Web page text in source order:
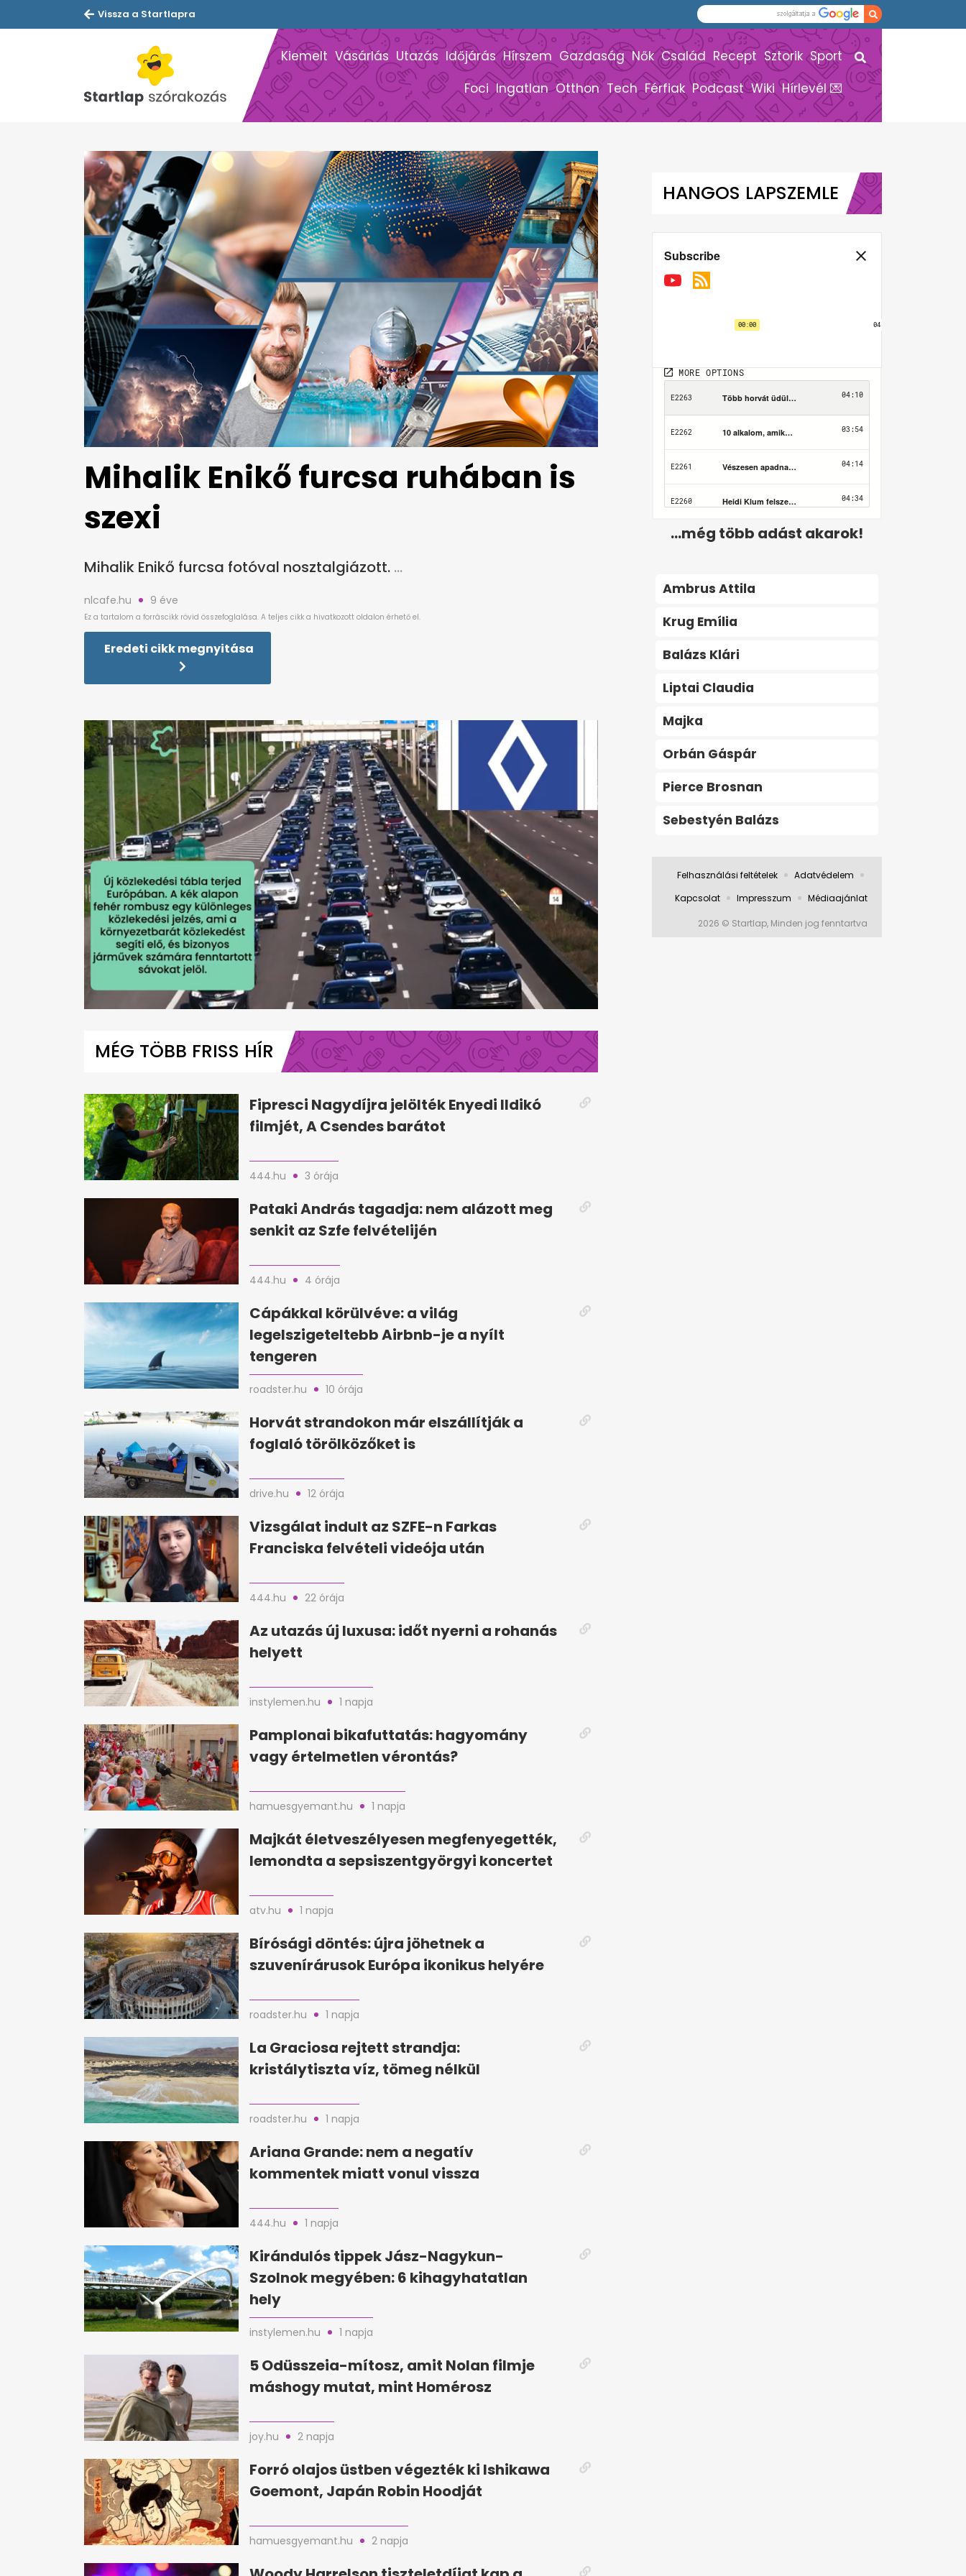
Vissza a Startlapra
Kiemelt Vásárlás Utazás Időjárás Hírszem Gazdaság Nők Család Recept Sztorik Sport
Foci Ingatlan Otthon Tech Férfiak Podcast Wiki Hírlevél 💌
Mihalik Enikő furcsa ruhában is
szexi
Mihalik Enikő furcsa fotóval nosztalgiázott.
nlcafe.hu 9 éve
Eredeti cikk megnyitása
minute,
0%
MÉG TÖBB FRISS HÍR
Fipresci Nagydíjra jelölték Enyedi Ildikó
filmjét, A Csendes barátot
444.hu 3 órája
Pataki András tagadja: nem alázott meg
senkit az Szfe felvételijén
444.hu 4 órája
Cápákkal körülvéve: a világ
legelszigeteltebb Airbnb-je a nyílt
tengeren
roadster.hu 10 órája
Horvát strandokon már elszállítják a
foglaló törölközőket is
drive.hu 12 órája
Vizsgálat indult az SZFE-n Farkas
Franciska felvételi videója után
444.hu 22 órája
Az utazás új luxusa: időt nyerni a rohanás
helyett
instylemen.hu 1 napja
Pamplonai bikafuttatás: hagyomány
vagy értelmetlen vérontás?
hamuesgyemant.hu 1 napja
Majkát életveszélyesen megfenyegették,
lemondta a sepsiszentgyörgyi koncertet
atv.hu 1 napja
Bírósági döntés: újra jöhetnek a
szuvenírárusok Európa ikonikus helyére
roadster.hu 1 napja
La Graciosa rejtett strandja:
kristálytiszta víz, tömeg nélkül
roadster.hu 1 napja
Ariana Grande: nem a negatív
kommentek miatt vonul vissza
444.hu 1 napja
Kirándulós tippek Jász-Nagykun-
Szolnok megyében: 6 kihagyhatatlan
hely
instylemen.hu 1 napja
5 Odüsszeia-mítosz, amit Nolan filmje
máshogy mutat, mint Homérosz
joy.hu 2 napja
Forró olajos üstben végezték ki Ishikawa
Goemont, Japán Robin Hoodját
hamuesgyemant.hu 2 napja
HANGOS LAPSZEMLE
...még több adást akarok!
Ambrus Attila
Krug Emília
Balázs Klári
Liptai Claudia
Majka
Orbán Gáspár
Pierce Brosnan
Sebestyén Balázs
Felhasználási feltételek
Adatvédelem
Kapcsolat
Impresszum Médiaajánlat
2026 © Startlap, Minden jog fenntartva